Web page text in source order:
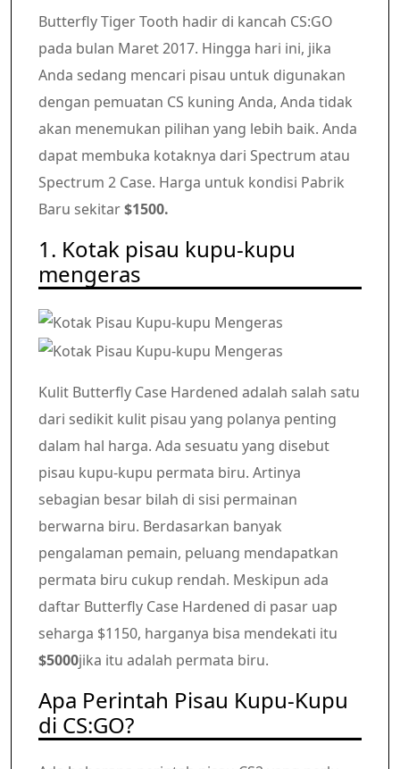
Butterfly Tiger Tooth hadir di kancah CS:GO
pada bulan Maret 2017. Hingga hari ini, jika
Anda sedang mencari pisau untuk digunakan
dengan pemuatan CS kuning Anda, Anda tidak
akan menemukan pilihan yang lebih baik. Anda
dapat membuka kotaknya dari Spectrum atau
Spectrum 2 Case. Harga untuk kondisi Pabrik
Baru sekitar$1500.
1. Kotak pisau kupu-kupu
mengeras
Kulit Butterfly Case Hardened adalah salah satu
dari sedikit kulit pisau yang polanya penting
dalam hal harga. Ada sesuatu yang disebut
pisau kupu-kupu permata biru. Artinya
sebagian besar bilah di sisi permainan
berwarna biru. Berdasarkan banyak
pengalaman pemain, peluang mendapatkan
permata biru cukup rendah. Meskipun ada
daftar Butterfly Case Hardened di pasar uap
seharga $1150, harganya bisa mendekati itu
$5000jika itu adalah permata biru.
Apa Perintah Pisau Kupu-Kupu
di CS:GO?